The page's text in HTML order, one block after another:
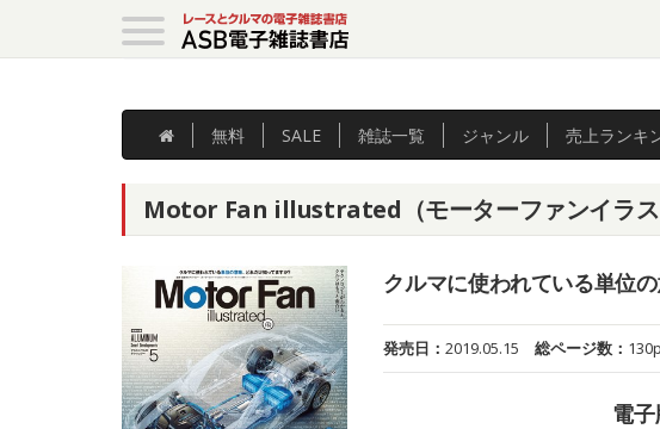
無料 SALE 雑誌一覧 ジャンル 売上ランキ
Motor Fan illustrated（モーターファンイラス
クルマに使われている単位
発売日：2019.05.15 総ページ数： 130p
電